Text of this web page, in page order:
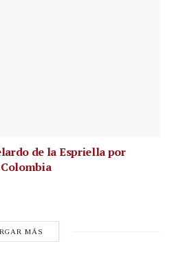
de la Espriella por
MÁS